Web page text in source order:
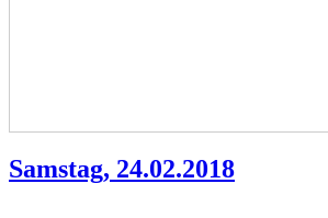
Samstag, 24.02.2018